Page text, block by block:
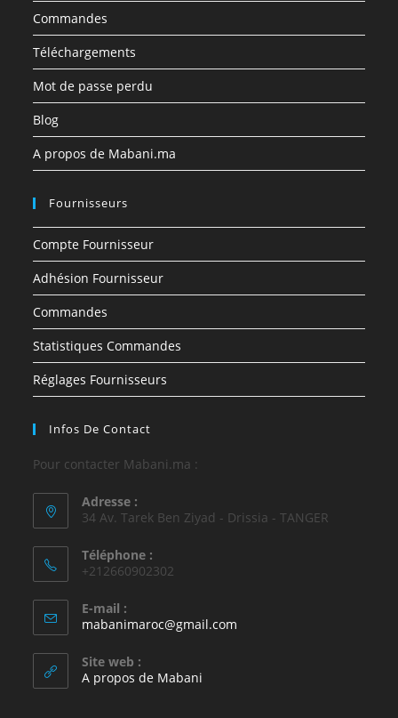
Commandes
Téléchargements
Mot de passe perdu
Blog
A propos de Mabani.ma
Fournisseurs
Compte Fournisseur
Adhésion Fournisseur
Commandes
Statistiques Commandes
Réglages Fournisseurs
Infos De Contact
Pour contacter Mabani.ma :
Adresse :
34 Av. Tarek Ben Ziyad - Drissia - TANGER
Téléphone :
+212660902302
E-mail :
mabanimaroc@gmail.com
Site web :
A propos de Mabani